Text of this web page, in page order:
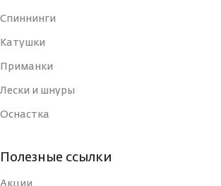
Спиннинги
Катушки
Приманки
Лески и шнуры
Оснастка
Полезные ссылки
Акции